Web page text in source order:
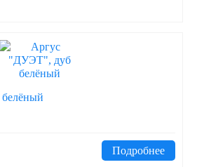
Подробнее